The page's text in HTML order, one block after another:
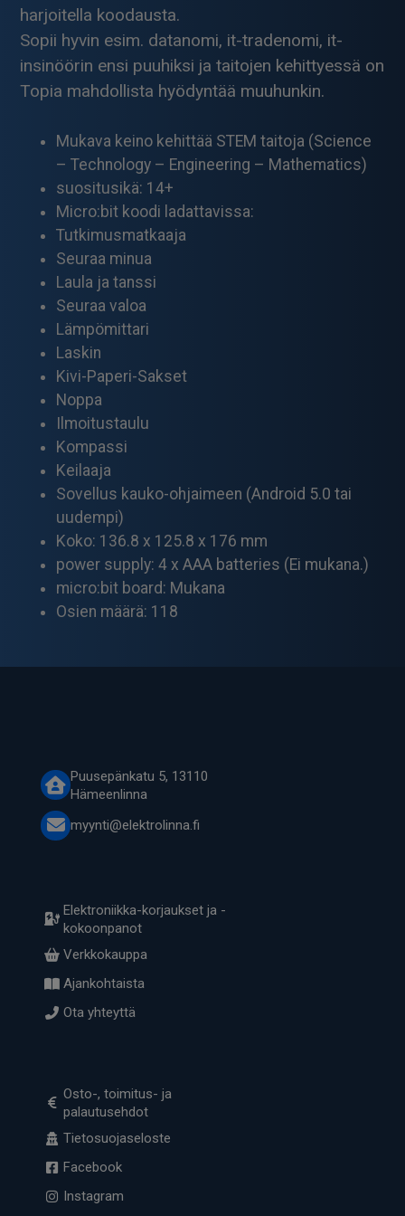
harjoitella koodausta.
Sopii hyvin esim. datanomi, it-tradenomi, it-
insinöörin ensi puuhiksi ja taitojen kehittyessä on
Topia mahdollista hyödyntää muuhunkin.
Mukava keino kehittää STEM taitoja (Science
– Technology – Engineering – Mathematics)
suositusikä: 14+
Micro:bit koodi ladattavissa:
Tutkimusmatkaaja
Seuraa minua
Laula ja tanssi
Seuraa valoa
Lämpömittari
Laskin
Kivi-Paperi-Sakset
Noppa
Ilmoitustaulu
Kompassi
Keilaaja
Sovellus kauko-ohjaimeen (Android 5.0 tai
uudempi)
Koko: 136.8 x 125.8 x 176 mm
power supply: 4 x AAA batteries (Ei mukana.)
micro:bit board: Mukana
Osien määrä: 118
Puusepänkatu 5, 13110
Hämeenlinna
myynti@elektrolinna.fi
Elektroniikka-korjaukset ja -
kokoonpanot
Verkkokauppa
Ajankohtaista
Ota yhteyttä
Osto-, toimitus- ja
palautusehdot
Tietosuojaseloste
Facebook
Instagram